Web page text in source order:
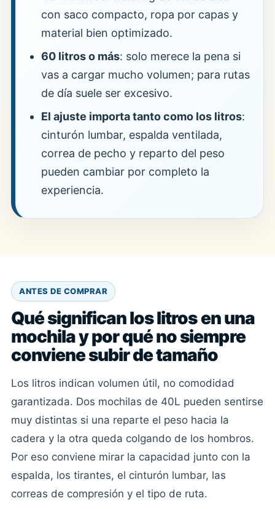
con saco compacto, ropa por capas y
material bien optimizado.
60 litros o más: solo merece la pena si
vas a cargar mucho volumen; para rutas
de día suele ser excesivo.
El ajuste importa tanto como los litros:
cinturón lumbar, espalda ventilada,
correa de pecho y reparto del peso
pueden cambiar por completo la
experiencia.
ANTES DE COMPRAR
Qué significan los litros en una
mochila y por qué no siempre
conviene subir de tamaño
Los litros indican volumen útil, no comodidad
garantizada. Dos mochilas de 40L pueden sentirse
muy distintas si una reparte el peso hacia la
cadera y la otra queda colgando de los hombros.
Por eso conviene mirar la capacidad junto con la
espalda, los tirantes, el cinturón lumbar, las
correas de compresión y el tipo de ruta.